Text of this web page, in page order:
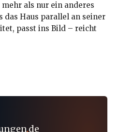
mehr als nur ein anderes
das Haus parallel an seiner
passt ins Bild – reicht
.de